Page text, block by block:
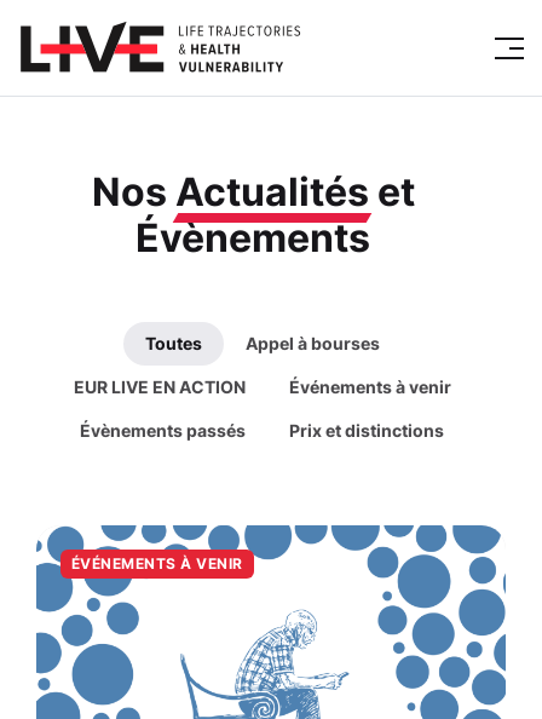
Nos Actualités et
Évènements
Toutes Appel à bourses
EUR LIVE EN ACTION Événements à venir
Évènements passés Prix et distinctions
ÉVÉNEMENTS À VENIR